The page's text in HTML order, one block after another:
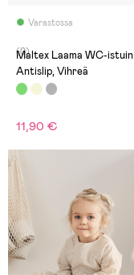
Varastossa
(0)
Maltex Laama WC-istuin
Antislip, Vihreä
11,90 €